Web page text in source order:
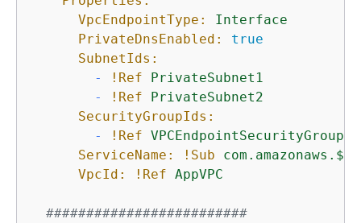
VpcEndpointType:
Interface
PrivateDnsEnabled:
true
SubnetIds:
-
!Ref
PrivateSubnet1
-
!Ref
PrivateSubnet2
SecurityGroupIds:
-
!Ref VPCEndpointSecurityGroup
ServiceName:
!Sub com.amazonaws.$
VpcId:
!Ref AppVPC
#########################